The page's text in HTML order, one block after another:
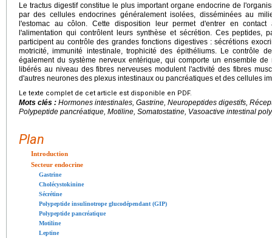
Le tractus digestif constitue le plus important organe endocrine de
par des cellules endocrines généralement isolées, disséminées au
l'estomac au côlon. Cette disposition leur permet d'entrer en contact
l'alimentation qui contrôlent leurs synthèse et sécrétion. Ces peptides,
participent au contrôle des grandes fonctions digestives : sécrétions
motricité, immunité intestinale, trophicité des épithéliums. Le contrôle
également du système nerveux entérique, qui comporte un ensemble
libérés au niveau des fibres nerveuses modulent l'activité des fibres
d'autres neurones des plexus intestinaux ou pancréatiques et des cellules
Le texte complet de cet article est disponible en PDF.
Mots clés : Hormones intestinales, Gastrine, Neuropeptides digestifs,
Polypeptide pancréatique, Motiline, Somatostatine, Vasoactive intestinal
Plan
Introduction
Secteur endocrine
Gastrine
Cholécystokinine
Sécrétine
Polypeptide insulinotrope glucodépendant (GIP)
Polypeptide pancréatique
Motiline
Leptine